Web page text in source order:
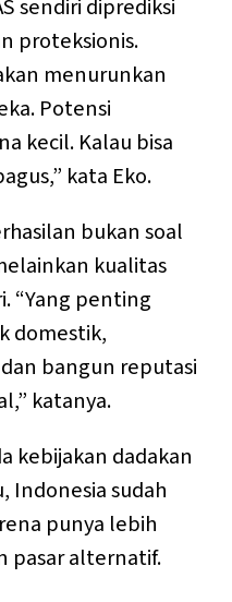
sendiri diprediksi
proteksionis.
menurunkan
Potensi
kecil. Kalau bisa
kata Eko.
bukan soal
kualitas
“Yang penting
domestik,
bangun reputasi
katanya.
kebijakan dadakan
Indonesia sudah
punya lebih
pasar alternatif.